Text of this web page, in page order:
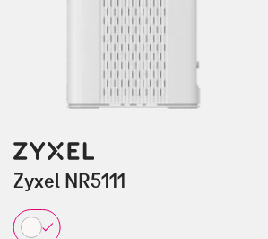
Zyxel NR5111